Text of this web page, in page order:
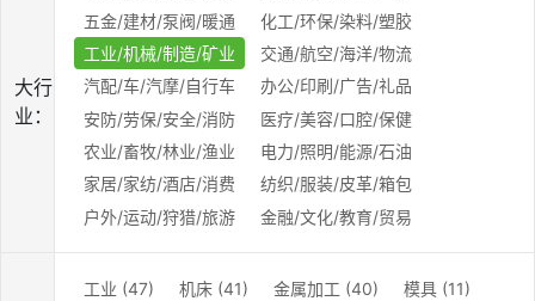
大行
业：
五金/建材/泵阀/暖通
化工/环保/染料/塑胶
工业/机械/制造/矿业
交通/航空/海洋/物流
汽配/车/汽摩/自行车
办公/印刷/广告/礼品
安防/劳保/安全/消防
医疗/美容/口腔/保健
农业/畜牧/林业/渔业
电力/照明/能源/石油
家居/家纺/酒店/消费
纺织/服装/皮革/箱包
户外/运动/狩猎/旅游
金融/文化/教育/贸易
工业 (47) 机床 (41) 金属加工 (40)
模具 (11)